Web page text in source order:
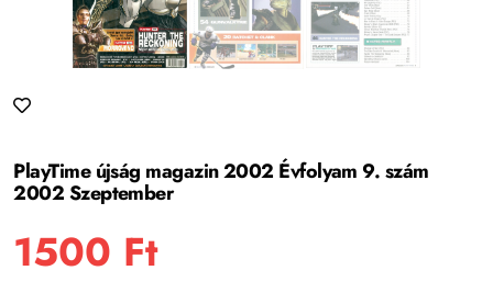
PlayTime újság magazin 2002 Évfolyam 9. szám
2002 Szeptember
1500 Ft